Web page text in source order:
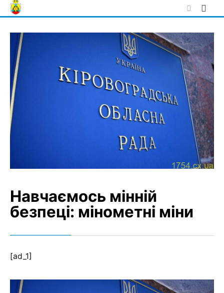
Skip
to
Навчаємось мінній
безпеці: мінометні міни
[ad_1]